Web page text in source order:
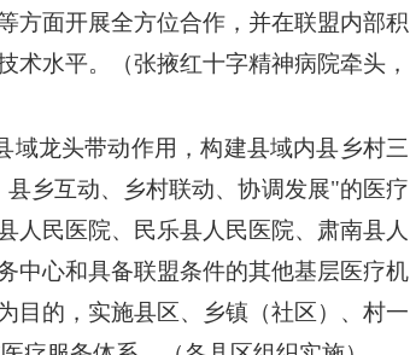
方面开展全方位合作，并在联盟内部积
水平。（张掖红十字精神病院牵头，
域龙头带动作用，构建县域内县乡村三
乡互动、乡村联动、协调发展"的医疗
人民医院、民乐县人民医院、肃南县人
中心和具备联盟条件的其他基层医疗机
目的，实施县区、乡镇（社区）、村一